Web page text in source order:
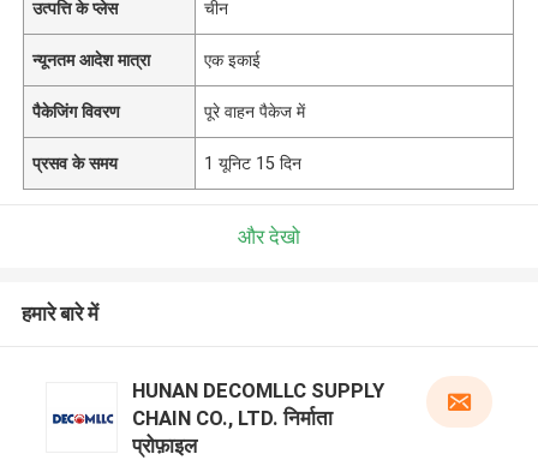
उत्पत्ति के प्लेस चीन
न्यूनतम आदेश मात्रा एक इकाई
पैकेजिंग विवरण पूरे वाहन पैकेज में
प्रसव के समय 1 यूनिट 15 दिन
और देखो
हमारे बारे में
HUNAN DECOMLLC SUPPLY
CHAIN CO., LTD. निर्माता
प्रोफ़ाइल